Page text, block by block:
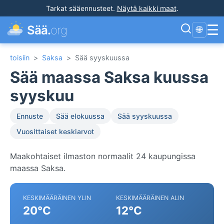
Tarkat sääennusteet. Näytä kaikki maat.
Sää.org 🌐 ☰
toisiin > Saksa > Sää syyskuussa
Sää maassa Saksa kuussa
syyskuu
Ennuste Sää elokuussa
Sää syyskuussa
Vuosittaiset keskiarvot
Maakohtaiset ilmaston normaalit 24 kaupungissa
maassa Saksa.
KESKIMÄÄRÄINEN YLIN
20°C
KESKIMÄÄRÄINEN ALIN
12°C